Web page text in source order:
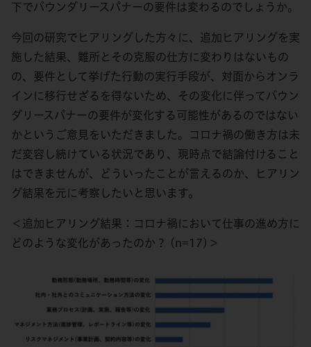
下でバウンダリースパナーの要件は変わるのでしょうか。
今回の研究でヒアリングした方々に、追加ヒアリングを実
施した結果、難所とその克服の仕方に変わりはないもの
の、要件として挙げた行動の実行手段が、対面からオンラ
インに移行せざるを得ないため、その変化に伴ってバウン
ダリースパナーの要件が変化する可能性があるのではない
かというご意見をいただきました。コロナ禍の働き方は未
だ変容し続けている状況であり、現時点で結論付けること
はできませんが、どういったことが言えるのか、ヒアリン
グ結果を元に考察したいと思います。
＜追加ヒアリング結果：コロナ禍において仕事の進め方に
どのような変化があったのか？ (n=17)＞